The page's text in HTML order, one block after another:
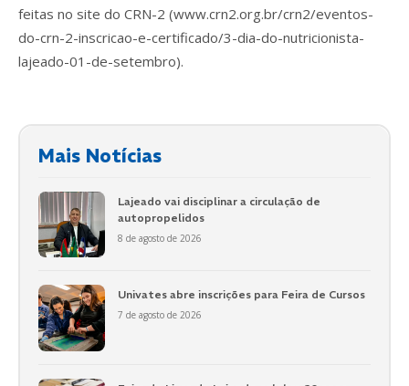
feitas no site do CRN-2 (www.crn2.org.br/crn2/eventos-
do-crn-2-inscricao-e-certificado/3-dia-do-nutricionista-
lajeado-01-de-setembro).
Mais Notícias
Lajeado vai disciplinar a circulação de
autopropelidos
8 de agosto de 2026
Univates abre inscrições para Feira de Cursos
7 de agosto de 2026